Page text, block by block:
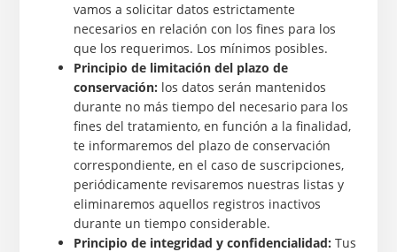
vamos a solicitar datos estrictamente
necesarios en relación con los fines para los
que los requerimos. Los mínimos posibles.
Principio de limitación del plazo de
conservación: los datos serán mantenidos
durante no más tiempo del necesario para los
fines del tratamiento, en función a la finalidad,
te informaremos del plazo de conservación
correspondiente, en el caso de suscripciones,
periódicamente revisaremos nuestras listas y
eliminaremos aquellos registros inactivos
durante un tiempo considerable.
Principio de integridad y confidencialidad: Tus